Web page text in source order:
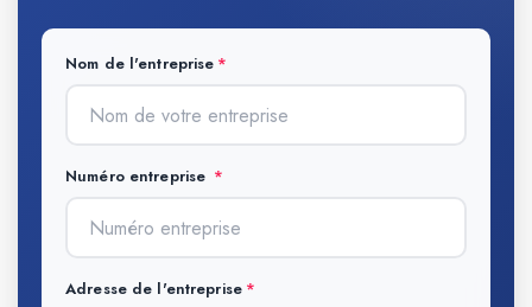
Nom de l'entreprise
Numéro entreprise
Adresse de l'entreprise